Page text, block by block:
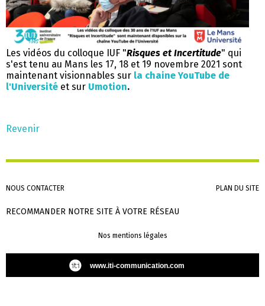
Les vidéos du colloque IUF "Risques et Incertitude" qui
s'est tenu au Mans les 17, 18 et 19 novembre 2021 sont
maintenant visionnables sur la chaine YouTube de
l'Université et sur Umotion.
Revenir
au
NOUS CONTACTER PLAN DU SITE
RECOMMANDER NOTRE SITE À VOTRE RÉSEAU
Aller
Nos mentions légales
www.iti-communication.com